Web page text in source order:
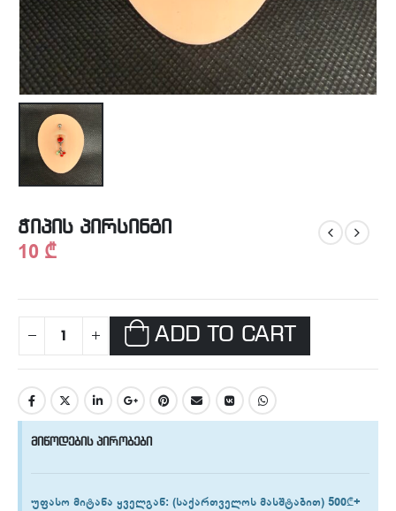
ჭიპის პირსინგი
10 ₾
ADD TO CART
მიწოდების პირობები
უფასო მიტანა ყველგან: (საქართველოს მასშტაბით) 500₾+